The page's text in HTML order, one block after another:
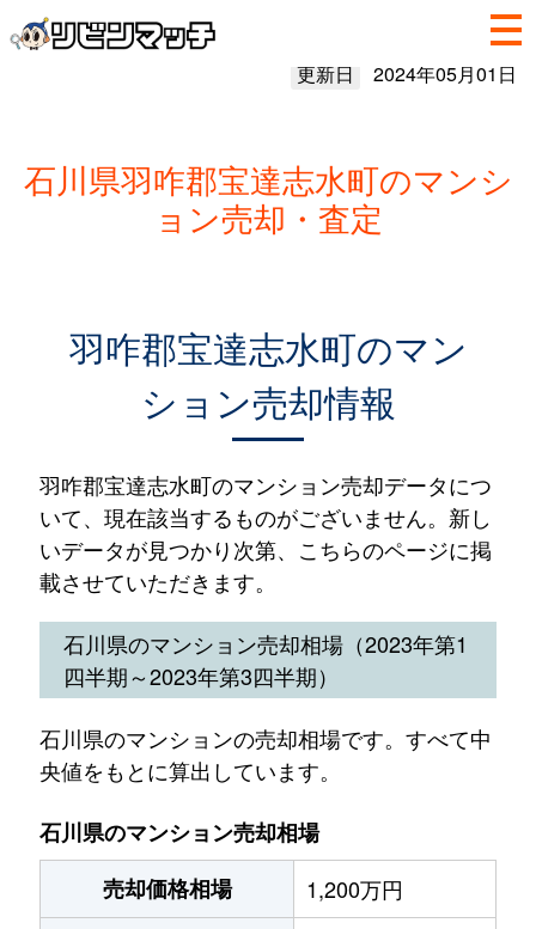
更新日 2024年05月01日
石川県羽咋郡宝達志水町のマンシ
ョン売却・査定
羽咋郡宝達志水町のマン
ション売却情報
羽咋郡宝達志水町のマンション売却データにつ
いて、現在該当するものがございません。新し
いデータが見つかり次第、こちらのページに掲
載させていただきます。
石川県のマンション売却相場（2023年第1
四半期～2023年第3四半期）
石川県のマンションの売却相場です。すべて中
央値をもとに算出しています。
石川県のマンション売却相場
売却価格相場
1,200万円